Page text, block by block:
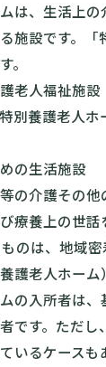
は、生活上
施設です。
。
老人福祉施
別養護老人
の生活施設
の介護その
療養上の世話
のは、地域
護老人ホーム
の入所者は
です。ただ
いるケースも